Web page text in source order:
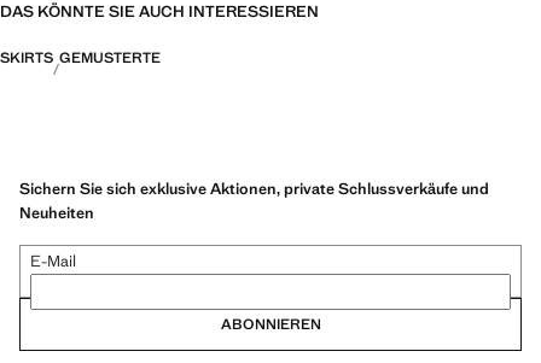
DAS KÖNNTE SIE AUCH INTERESSIEREN
SKIRTS GEMUSTERTE
Sichern Sie sich exklusive Aktionen, private Schlussverkäufe und
Neuheiten
E-Mail
ABONNIEREN